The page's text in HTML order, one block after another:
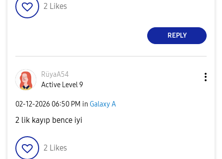
2 Likes
REPLY
RüyaA54
Active Level 9
‎02-12-2026 06:50 PM in Galaxy A
2 lik kayıp bence iyi
2 Likes